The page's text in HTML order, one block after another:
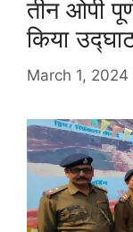
तीन ओपी
किया
March 1, 2024